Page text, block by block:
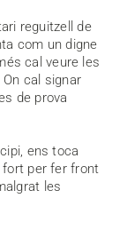
reguitzell de
com un digne
cal veure les
cal signar
de prova
ens toca
fort per fer front
les